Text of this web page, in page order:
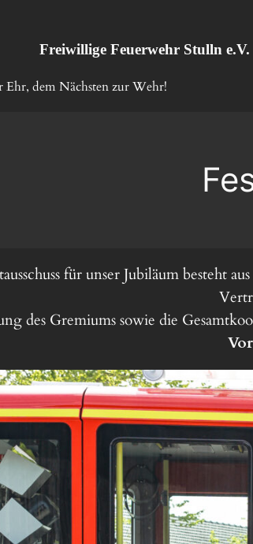
Freiwillige Feuerwehr Stulln e.V.
Ehr, dem Nächsten zur Wehr!
für unser Jubiläum besteht
des Gremiums sowie die